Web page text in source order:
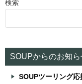
ビ
ョ
検索
SOUPからのお知ら
SOUPツーリング